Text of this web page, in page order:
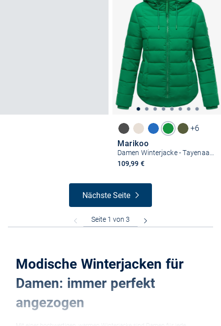
+6
Marikoo
109,99 €
Nächste Seite
Modische Winterjacken für
Damen: immer perfekt
angezogen